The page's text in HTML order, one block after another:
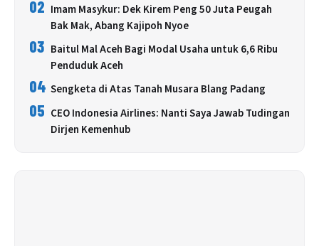
02 Imam Masykur: Dek Kirem Peng 50 Juta Peugah
Bak Mak, Abang Kajipoh Nyoe
03 Baitul Mal Aceh Bagi Modal Usaha untuk 6,6 Ribu
Penduduk Aceh
04 Sengketa di Atas Tanah Musara Blang Padang
05 CEO Indonesia Airlines: Nanti Saya Jawab Tudingan
Dirjen Kemenhub